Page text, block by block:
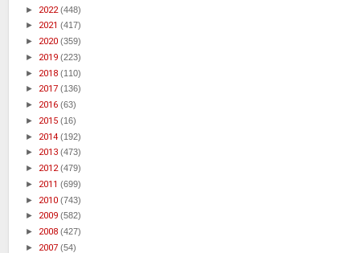
► 2022(448)
► 2021 (417)
► 2020 (359)
► 2019 (223)
► 2018 (110)
► 2017 (136)
► 2016 (63)
► 2015 (16)
► 2014 (192)
► 2013 (473)
► 2012(479)
► 2011 (699)
► 2010 (743)
► 2009 (582)
► 2008 (427)
► 2007 (54)